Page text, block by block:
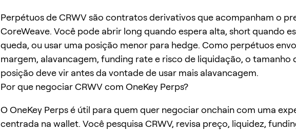
Perpétuos de CRWV são contratos derivativos que acompanham o
CoreWeave. Você pode abrir long quando espera alta, short quando
queda, ou usar uma posição menor para hedge. Como perpétuos
margem, alavancagem, funding rate e risco de liquidação, o tamanho
posição deve vir antes da vontade de usar mais alavancagem.
Por que negociar CRWV com OneKey Perps?
O OneKey Perps é útil para quem quer negociar onchain com uma
centrada na wallet. Você pesquisa CRWV, revisa preço, liquidez,